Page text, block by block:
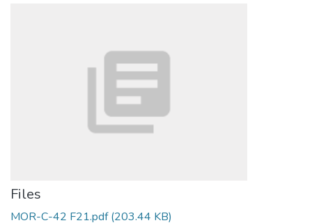
Files
MOR-C-42 F21.pdf(203.44 KB)